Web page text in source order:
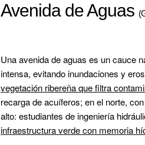
Avenida de Aguas
Una avenida de aguas es un cauce
vegetación ribereña que filtra
recarga de acuíferos; en el norte,
infraestructura verde con memoria